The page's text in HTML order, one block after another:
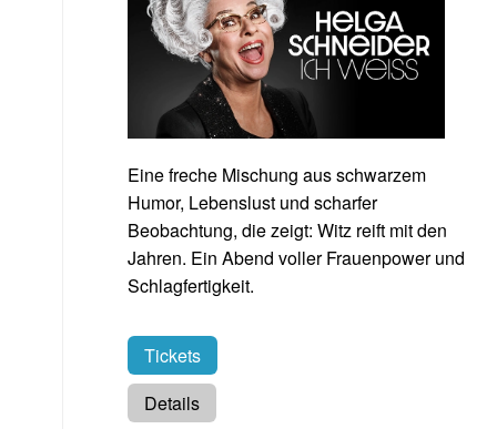
Eine freche Mischung aus schwarzem
Humor, Lebenslust und scharfer
Beobachtung, die zeigt: Witz reift mit den
Jahren. Ein Abend voller Frauenpower und
Schlagfertigkeit.
Tickets
Details